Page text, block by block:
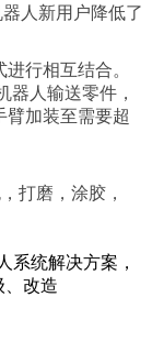
人新用户降低了
行相互结合。
器人输送零件，
臂加装至需要超
打磨，涂胶，
系统解决方案，
、改造